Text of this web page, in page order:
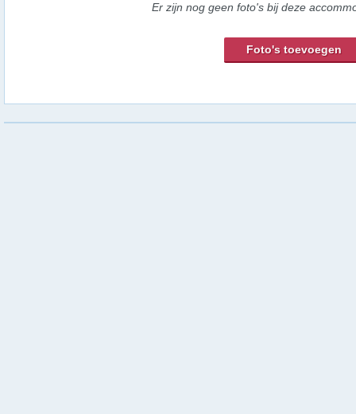
Er zijn nog geen foto's bij deze
Foto's toevoegen